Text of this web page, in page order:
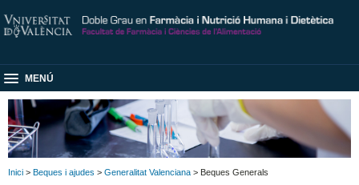
MENÚ
Inici > Beques i ajudes > Generalitat Valenciana > Beques Generals